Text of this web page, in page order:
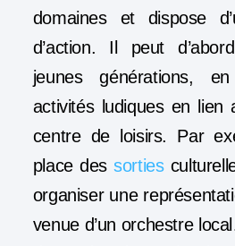
domaines et dispose
d’action. Il peut
jeunes générations,
activités ludiques en lien
centre de loisirs. Par
place dessorties
organiser une
venue d’un orchestre